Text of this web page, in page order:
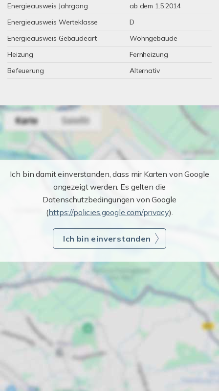
Energieausweis Jahrgang
ab dem 1.5.2014
Energieausweis Werteklasse
D
Energieausweis Gebäudeart
Wohngebäude
Heizung
Fernheizung
Befeuerung
Alternativ
Ich bin damit einverstanden, dass mir Karten von Google
angezeigt werden. Es gelten die
Datenschutzbedingungen von Google
(https://policies.google.com/privacy).
Ich bin einverstanden